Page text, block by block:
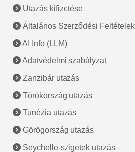
Utazás kifizetése
Általános Szerződési Feltételek
AI Info (LLM)
Adatvédelmi szabályzat
Zanzibár utazás
Törökország utazás
Tunézia utazás
Görögország utazás
Seychelle-szigetek utazás